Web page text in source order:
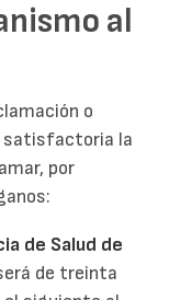
al
o
satisfactoria la
por
de Salud de
de treinta